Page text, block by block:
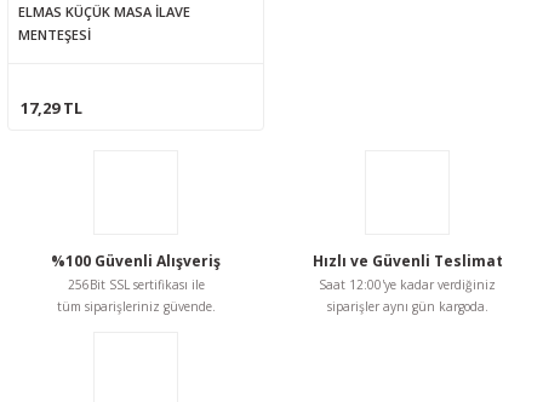
ELMAS KÜÇÜK MASA İLAVE
MENTEŞESİ
17,29 TL
%100 Güvenli Alışveriş
256Bit SSL sertifikası ile
tüm siparişleriniz güvende.
Hızlı ve Güvenli Teslimat
Saat 12:00'ye kadar verdiğiniz
siparişler aynı gün kargoda.